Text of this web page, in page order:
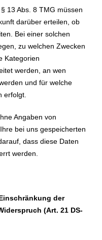
13 Abs. 8 TMG müssen
darüber erteilen, ob
Bei einer solchen
zu welchen Zwecken
Kategorien
werden, an wen
und für welche
erfolgt.
Angaben von
bei uns gespeicherten
dass diese Daten
werden.
der
(Art. 21 DS-